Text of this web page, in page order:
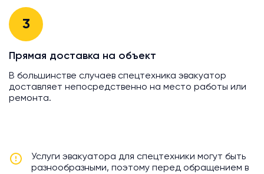
3
Прямая доставка на объект
В большинстве случаев спецтехника эвакуатор
доставляет непосредственно на место работы или
ремонта.
Услуги эвакуатора для спецтехники могут быть
разнообразными, поэтому перед обращением в